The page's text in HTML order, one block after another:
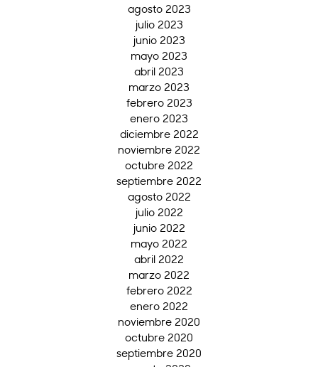
agosto 2023
julio 2023
junio 2023
mayo 2023
abril 2023
marzo 2023
febrero 2023
enero 2023
diciembre 2022
noviembre 2022
octubre 2022
septiembre 2022
agosto 2022
julio 2022
junio 2022
mayo 2022
abril 2022
marzo 2022
febrero 2022
enero 2022
noviembre 2020
octubre 2020
septiembre 2020